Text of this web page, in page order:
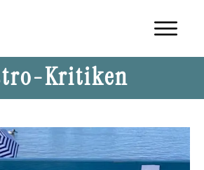
Kritiken